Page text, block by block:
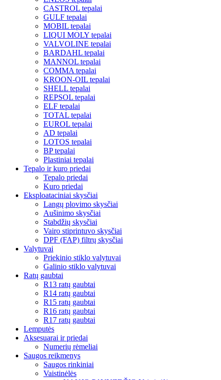
CASTROL tepalai
GULF tepalai
MOBIL tepalai
LIQUI MOLY tepalai
VALVOLINE tepalai
BARDAHL tepalai
MANNOL tepalai
COMMA tepalai
KROON-OIL tepalai
SHELL tepalai
REPSOL tepalai
ELF tepalai
TOTAL tepalai
EUROL tepalai
AD tepalai
LOTOS tepalai
BP tepalai
Plastiniai tepalai
Tepalo ir kuro priedai
Tepalo priedai
Kuro priedai
Eksploataciniai skysčiai
Langų plovimo skysčiai
Aušinimo skysčiai
Stabdžių skysčiai
Vairo stiprintuvo skysčiai
DPF (FAP) filtrų skysčiai
Valytuvai
Priekinio stiklo valytuvai
Galinio stiklo valytuvai
Ratų gaubtai
R13 ratų gaubtai
R14 ratų gaubtai
R15 ratų gaubtai
R16 ratų gaubtai
R17 ratų gaubtai
Lemputės
Aksesuarai ir priedai
Numerių rėmeliai
Saugos reikmenys
Saugos rinkiniai
Vaistinėlės